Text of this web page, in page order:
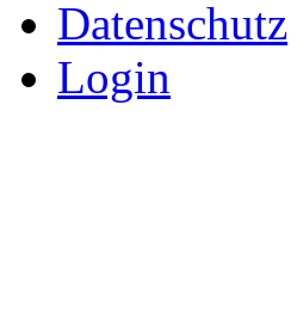
Datenschutz
Login